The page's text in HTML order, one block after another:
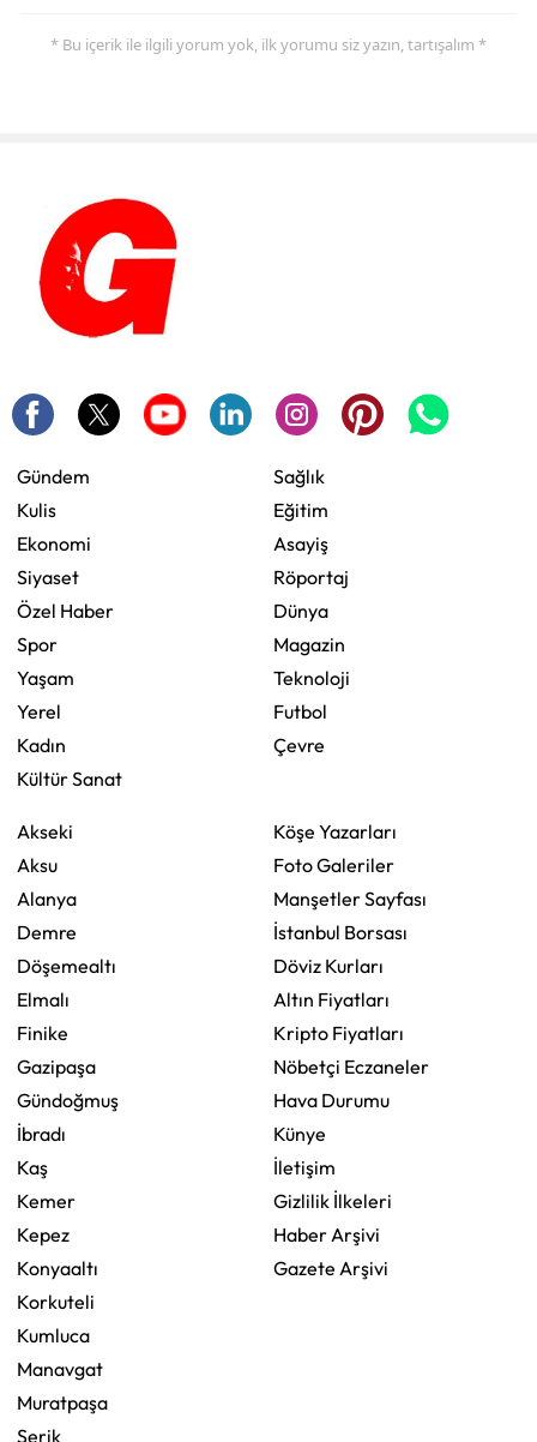
* Bu içerik ile ilgili yorum yok, ilk yorumu siz yazın, tartışalım *
Gündem
Kulis
Ekonomi
Siyaset
Özel Haber
Spor
Yaşam
Yerel
Kadın
Kültür Sanat
Sağlık
Eğitim
Asayiş
Röportaj
Dünya
Magazin
Teknoloji
Futbol
Çevre
Akseki
Aksu
Alanya
Demre
Döşemealtı
Elmalı
Finike
Gazipaşa
Gündoğmuş
İbradı
Kaş
Kemer
Kepez
Konyaaltı
Korkuteli
Kumluca
Manavgat
Muratpaşa
Serik
Köşe Yazarları
Foto Galeriler
Manşetler Sayfası
İstanbul Borsası
Döviz Kurları
Altın Fiyatları
Kripto Fiyatları
Nöbetçi Eczaneler
Hava Durumu
Künye
İletişim
Gizlilik İlkeleri
Haber Arşivi
Gazete Arşivi